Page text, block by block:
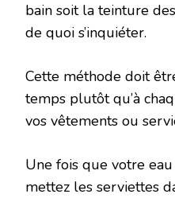
bain soit la teinture
de quoi s’inquiéter.
Cette méthode doit
temps plutôt qu’à
vos vêtements ou
Une fois que votre
mettez les serviettes